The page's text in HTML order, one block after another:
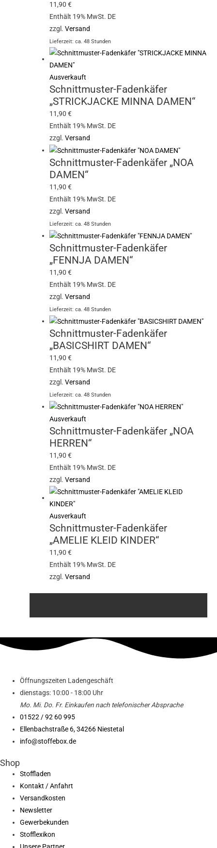
11,90€
Enthält 19% MwSt. DE
zzgl.Versand
Lieferzeit: ca. 48 Stunden
Ausverkauft
Schnittmuster-Fadenkäfer
„STRICKJACKE MINNA DAMEN“
11,90€
Enthält 19% MwSt. DE
zzgl.Versand
Schnittmuster-Fadenkäfer „NOA
DAMEN“
11,90€
Enthält 19% MwSt. DE
zzgl.Versand
Lieferzeit: ca. 48 Stunden
Schnittmuster-Fadenkäfer
„FENNJA DAMEN“
11,90€
Enthält 19% MwSt. DE
zzgl.Versand
Lieferzeit: ca. 48 Stunden
Schnittmuster-Fadenkäfer
„BASICSHIRT DAMEN“
11,90€
Enthält 19% MwSt. DE
zzgl.Versand
Lieferzeit: ca. 48 Stunden
Ausverkauft
Schnittmuster-Fadenkäfer „NOA
HERREN“
11,90€
Enthält 19% MwSt. DE
zzgl.Versand
Ausverkauft
Schnittmuster-Fadenkäfer
„AMELIE KLEID KINDER“
11,90€
Enthält 19% MwSt. DE
zzgl.Versand
Öffnungszeiten Ladengeschäft
dienstags: 10:00 - 18:00 Uhr
Mo. Mi. Do. Fr. Einkaufen nach telefonischer Absprache
01522 / 92 60 995
Ellenbachstraße 6, 34266 Niestetal
info@stoffebox.de
Shop
Stoffladen
Kontakt / Anfahrt
Versandkosten
Newsletter
Gewerbekunden
Stofflexikon